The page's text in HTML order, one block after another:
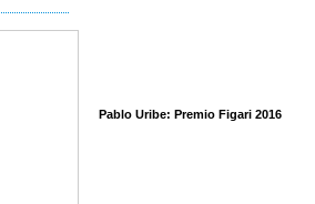
Pablo Uribe: Premio Figari 2016